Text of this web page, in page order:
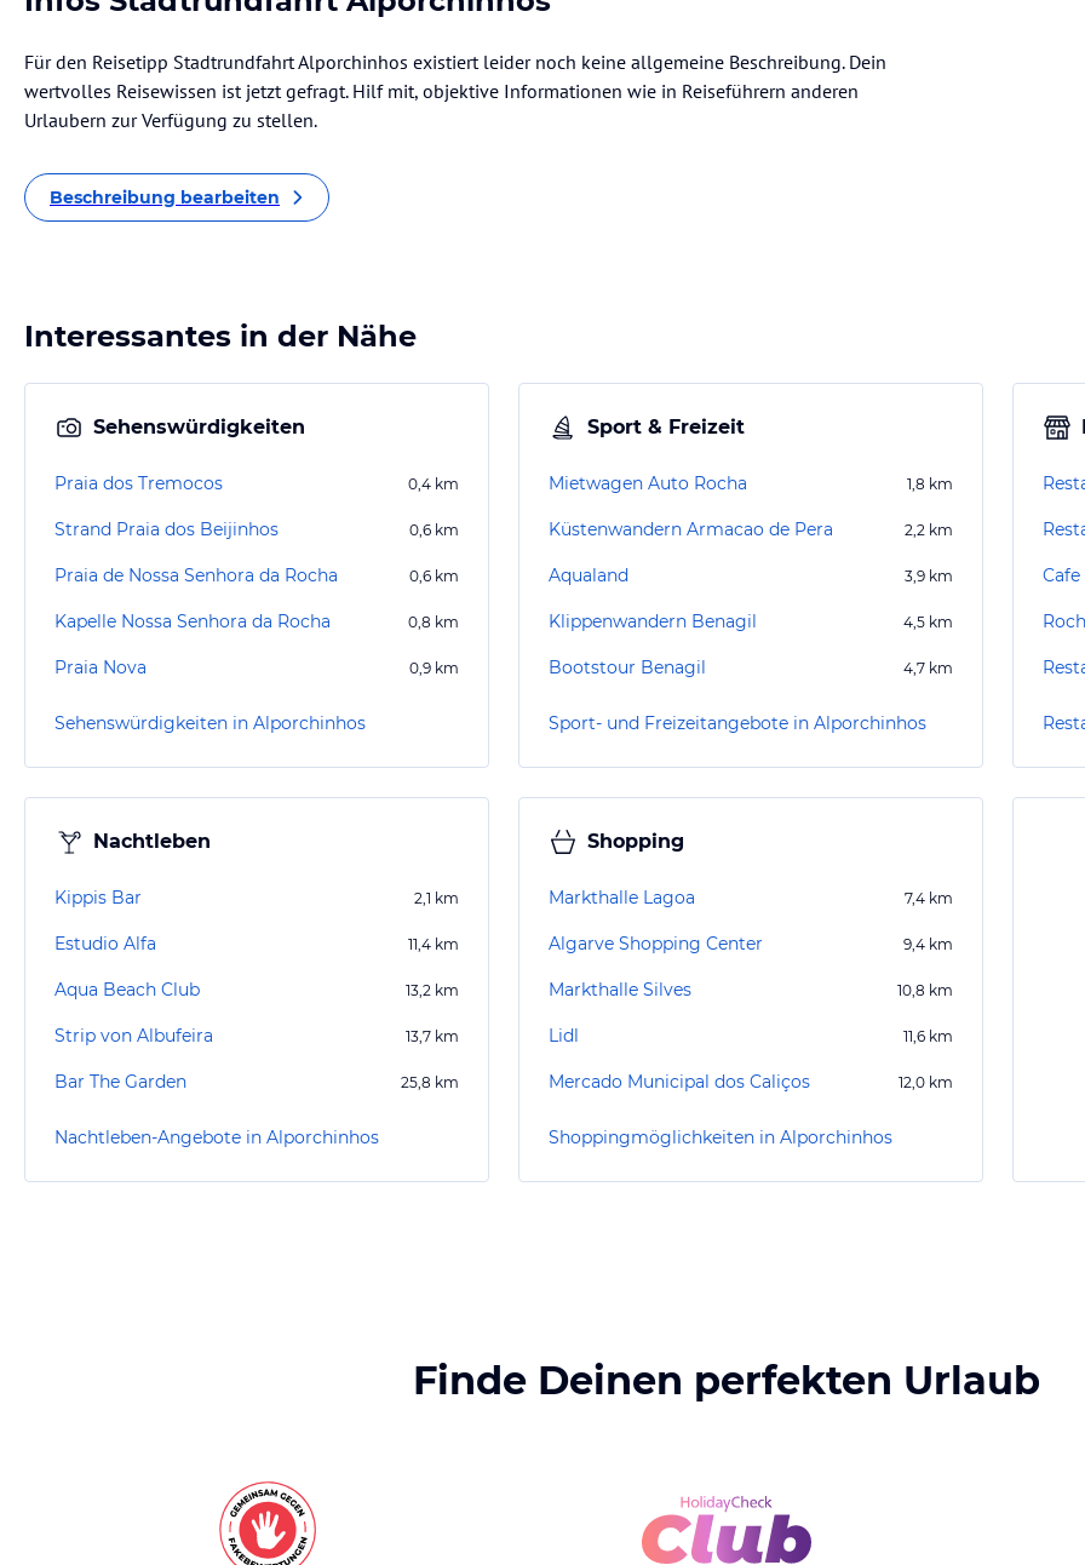
Für den Reisetipp Stadtrundfahrt Alporchinhos existiert leider noch keine allgemeine Beschreibung. Dein
wertvolles Reisewissen ist jetzt gefragt. Hilf mit, objektive Informationen wie in Reiseführern anderen
Urlaubern zur Verfügung zu stellen.
Beschreibung bearbeiten
Interessantes in der Nähe
Sehenswürdigkeiten
Praia dos Tremocos 0,4 km
Strand Praia dos Beijinhos 0,6 km
Praia de Nossa Senhora da Rocha 0,6 km
Kapelle Nossa Senhora da Rocha 0,8 km
Praia Nova 0,9 km
Sehenswürdigkeiten in Alporchinhos
Sport & Freizeit
Mietwagen Auto Rocha 1,8 km
Küstenwandern Armacao de Pera 2,2 km
Aqualand 3,9 km
Klippenwandern Benagil 4,5 km
Bootstour Benagil 4,7 km
Sport- und Freizeitangebote in Alporchinhos
Nachtleben
Kippis Bar 2,1 km
Estudio Alfa 11,4 km
Aqua Beach Club 13,2 km
Strip von Albufeira 13,7 km
Bar The Garden 25,8 km
Nachtleben-Angebote in Alporchinhos
Shopping
Markthalle Lagoa 7,4 km
Algarve Shopping Center 9,4 km
Markthalle Silves 10,8 km
Lidl 11,6 km
Mercado Municipal dos Caliços 12,0 km
Shoppingmöglichkeiten in Alporchinhos
Finde Deinen perfekten Urlaub